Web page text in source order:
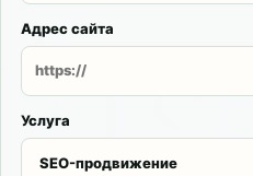
Адрес сайта
Услуга